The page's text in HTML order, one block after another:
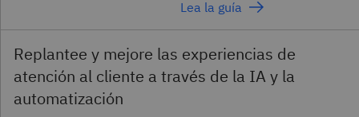
Lea la guía
Replantee y mejore las experiencias de
atención al cliente a través de la IA y la
automatización